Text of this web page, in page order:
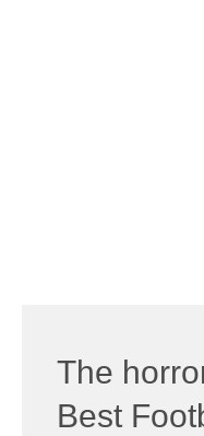
The
Best